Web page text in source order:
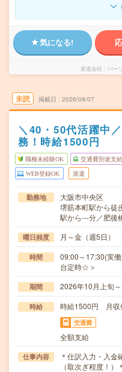
気になる!
派遣会社 パー
未読 掲載日 2026/08/07
＼40・50代活躍中
務！時給1500円
職種未経験OK 交通費別途支
WEB登録OK 派遣
勤務地
大阪市中央区
堺筋本町駅から徒
駅から---分／肥後
曜日頻度 月～金（週5日）
時間
09:00～17:30(実
台定時☆＞
期間 2026年10月上旬
時給 時給1500円 月収
交通費
全額支給
仕事内容
＊仕訳入力・入金
（取次ぎ程度！